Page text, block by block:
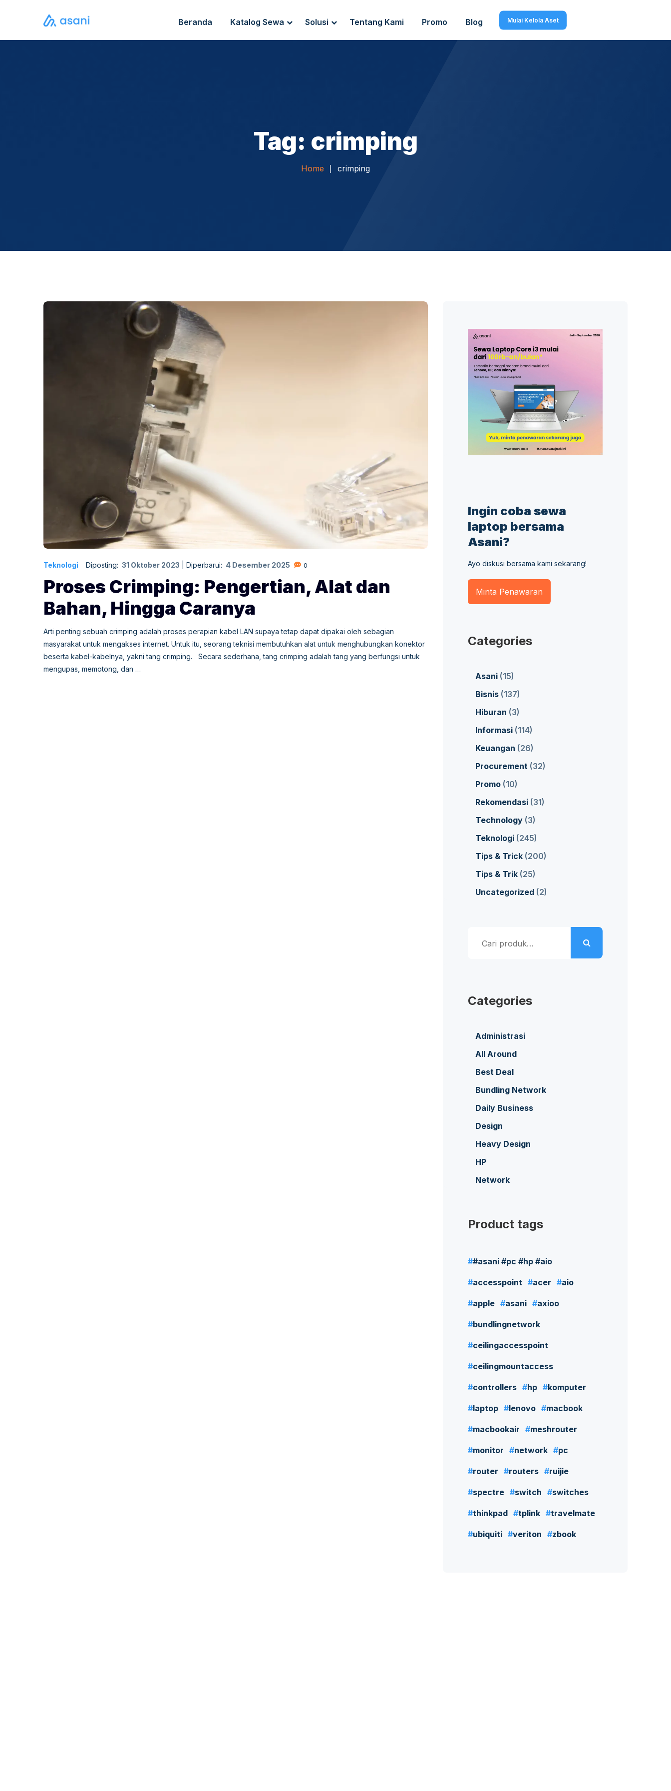
Beranda Katalog Sewa Solusi Tentang Kami Promo Blog Mulai Kelola Aset
Tag: crimping
Home crimping
Teknologi Diposting: 31 Oktober 2023 Diperbarui: 4 Desember 2025 0
Proses Crimping: Pengertian, Alat dan
Bahan, Hingga Caranya
Arti penting sebuah crimping adalah proses perapian kabel LAN supaya tetap dapat dipakai oleh sebagian
masyarakat untuk mengakses internet. Untuk itu, seorang teknisi membutuhkan alat untuk menghubungkan konektor
beserta kabel-kabelnya, yakni tang crimping. Secara sederhana, tang crimping adalah tang yang berfungsi untuk
mengupas, memotong, dan …
Ingin coba sewa
laptop bersama
Asani?
Ayo diskusi bersama kami sekarang!
Minta Penawaran
Categories
Asani (15)
Bisnis (137)
Hiburan (3)
Informasi (114)
Keuangan (26)
Procurement (32)
Promo (10)
Rekomendasi (31)
Technology (3)
Teknologi (245)
Tips & Trick (200)
Tips & Trik (25)
Uncategorized (2)
untuk:
Categories
Administrasi
All Around
Best Deal
Bundling Network
Daily Business
Design
Heavy Design
HP
Network
Product tags
#asani #pc #hp #aio
accesspoint acer aio
apple asani axioo
bundlingnetwork
ceilingaccesspoint
ceilingmountaccess
controllers hp komputer
laptop lenovo macbook
macbookair meshrouter
monitor network pc
router routers ruijie
spectre switch switches
thinkpad tplink travelmate
ubiquiti veriton zbook